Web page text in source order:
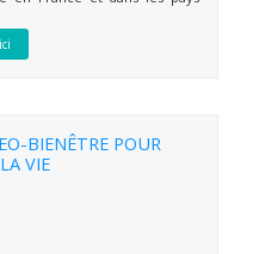
BIENÊTRE POUR
VIE